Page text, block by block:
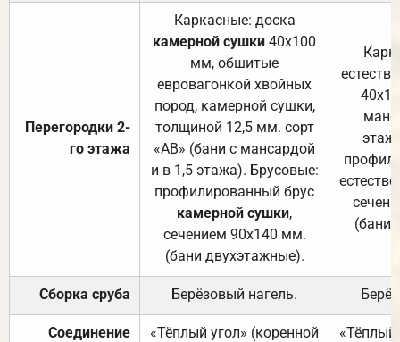
Перегородки 2-
го этажа
Каркасные: доска
камерной сушки 40х100
мм, обшитые
евровагонкой хвойных
пород, камерной сушки,
толщиной 12,5 мм. сорт
«АВ» (бани с мансардой
и в 1,5 этажа). Брусовые:
профилированный брус
камерной сушки,
сечением 90х140 мм.
(бани двухэтажные).
(бани
Сборка сруба Берёзовый нагель.
Соединение
«Тёплый угол» (коренной
«Тёплый